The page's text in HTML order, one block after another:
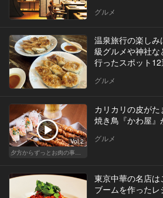
グルメ
温泉旅行の楽し
級グルメや神社な
行ったスポット12
グルメ
Vol.2
夕方からずっとお肉の事を考えてる貴方へ
カリカリの皮が
焼き鳥『かわ屋』
グルメ
東京中華の名店は
ブームを作ったレ